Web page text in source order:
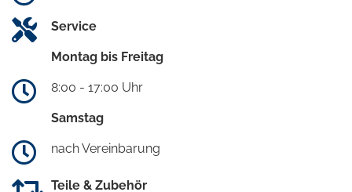
Service
Montag bis Freitag
8:00 - 17:00 Uhr
Samstag
nach Vereinbarung
Teile & Zubehör